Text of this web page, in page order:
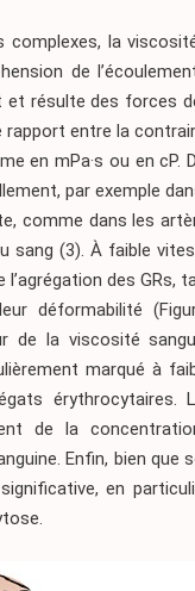
complexes, la
de
et résulte des forces
entre la
en mPa·s ou en
par exemple
comme dans les
sang (3). À faible
des GRs,
déformabilité
de la viscosité
marqué à
érythrocytaires.
de la
Enfin, bien que
en